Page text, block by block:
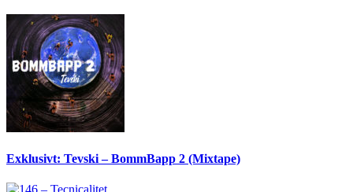
Exklusivt: Tevski – BommBapp 2 (Mixtape)